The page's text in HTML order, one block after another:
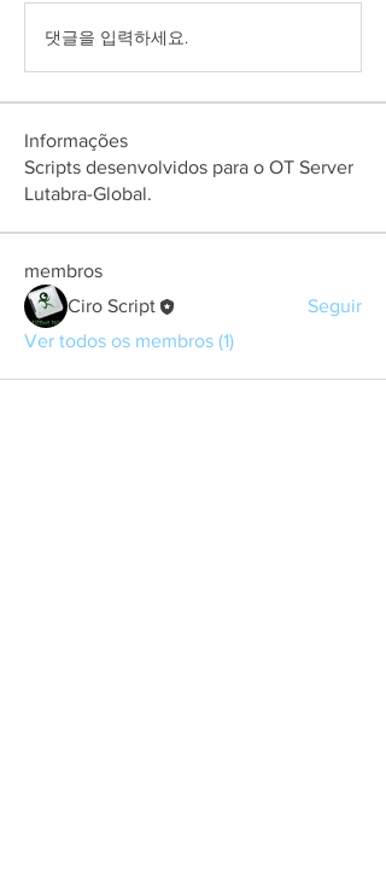
댓글을 입력하세요.
Informações
Scripts desenvolvidos para o OT Server
Lutabra-Global.
membros
Ciro Script
Seguir
Ver todos os membros (1)